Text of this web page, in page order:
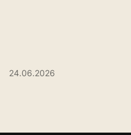
24.06.2026